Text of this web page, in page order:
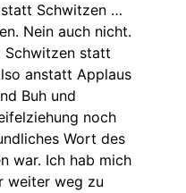
Schwitzen …
Nein auch nicht.
statt
anstatt Applaus
Buh und
noch
Wort des
war. Ich hab mich
weiter weg zu